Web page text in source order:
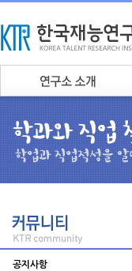
공지사항